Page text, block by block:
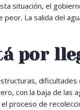
situación, el
La salida del
por
dificultades
con la baja de las
proceso de